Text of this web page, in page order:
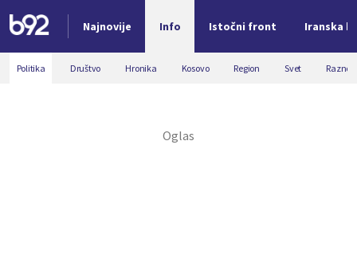
Najnovije Info Istočni front Iranska
Nova vest
Politika Društvo Hronika Kosovo Region Svet Razno